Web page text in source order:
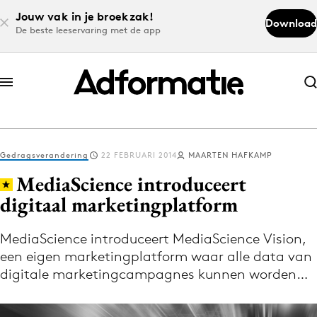
Jouw vak in je broekzak!
De beste leeservaring met de app
Download
Abonneer nu
Abonneer nu
Log in
Download de app
Volg het laatste nieuws via de Adformatie
Nieuws app
Gedragsverandering 22 FEBRUARI 2014 MAARTEN HAFKAMP
MediaScience introduceert
digitaal marketingplatform
MediaScience introduceert MediaScience Vision,
een eigen marketingplatform waar alle data van
digitale marketingcampagnes kunnen worden…